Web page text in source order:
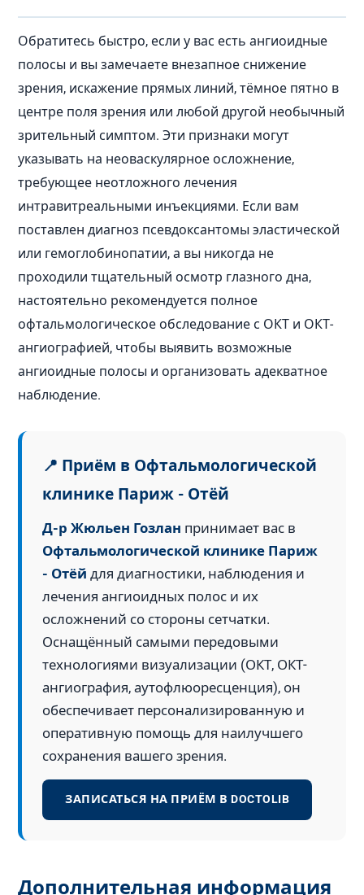
Обратитесь быстро, если у вас есть ангиоидные
полосы и вы замечаете внезапное снижение
зрения, искажение прямых линий, тёмное пятно в
центре поля зрения или любой другой необычный
зрительный симптом. Эти признаки могут
указывать на неоваскулярное осложнение,
требующее неотложного лечения
интравитреальными инъекциями. Если вам
поставлен диагноз псевдоксантомы эластической
или гемоглобинопатии, а вы никогда не
проходили тщательный осмотр глазного дна,
настоятельно рекомендуется полное
офтальмологическое обследование с ОКТ и ОКТ-
ангиографией, чтобы выявить возможные
ангиоидные полосы и организовать адекватное
наблюдение.
📍 Приём в Офтальмологической
клинике Париж - Отёй
Д-р Жюльен Гозлан принимает вас в
Офтальмологической клинике Париж
- Отёй для диагностики, наблюдения и
лечения ангиоидных полос и их
осложнений со стороны сетчатки.
Оснащённый самыми передовыми
технологиями визуализации (ОКТ, ОКТ-
ангиография, аутофлюоресценция), он
обеспечивает персонализированную и
оперативную помощь для наилучшего
сохранения вашего зрения.
ЗАПИСАТЬСЯ НА ПРИЁМ В DOCTOLIB
Дополнительная информация